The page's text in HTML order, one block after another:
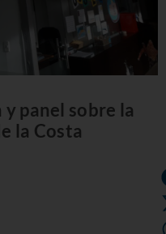
panel sobre la
la Costa